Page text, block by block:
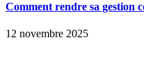
Comment rendre sa gestion
12 novembre 2025